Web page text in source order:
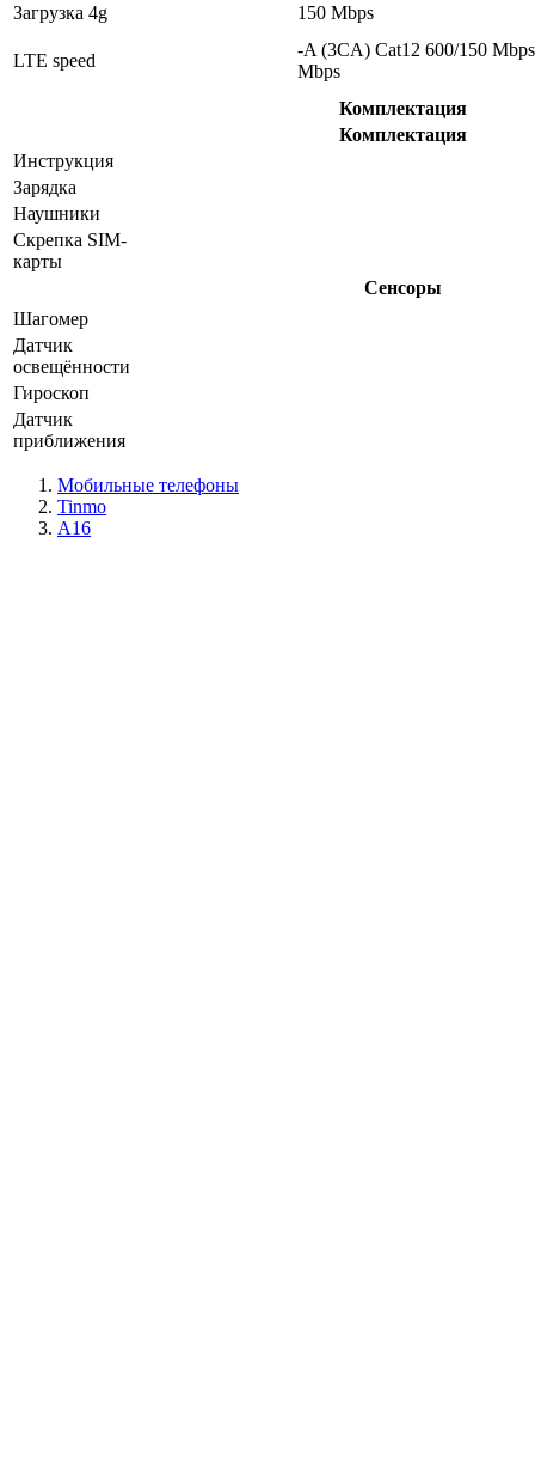
Загрузка 4g
150 Mbps
LTE speed
-A (3CA) Cat12 600/150 Mbps
Mbps
Комплектация
Комплектация
Инструкция
Зарядка
Наушники
Скрепка SIM-
карты
Сенсоры
Шагомер
Датчик
освещённости
Гироскоп
Датчик
приближения
Мобильные телефоны
Tinmo
A16